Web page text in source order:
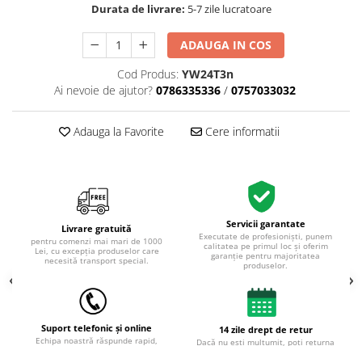
Durata de livrare: 5-7 zile lucratoare
ADAUGA IN COS
Cod Produs: YW24T3n
Ai nevoie de ajutor? 0786335336 / 0757033032
Adauga la Favorite Cere informatii
Livrare gratuită
pentru comenzi mai mari de 1000
Lei, cu excepția produselor care
necesită transport special.
Servicii garantate
Executate de profesioniști, punem
calitatea pe primul loc și oferim
garanție pentru majoritatea
produselor.
Suport telefonic și online
Echipa noastră răspunde rapid,
14 zile drept de retur
Dacă nu ești mulțumit, poți returna